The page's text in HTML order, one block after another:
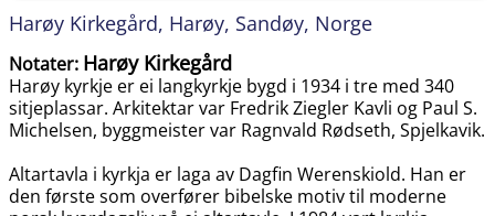
Harøy Kirkegård, Harøy, Sandøy, Norge
Notater: Harøy Kirkegård
Harøy kyrkje er ei langkyrkje bygd i 1934 i tre med 340
sitjeplassar. Arkitektar var Fredrik Ziegler Kavli og Paul S.
Michelsen, byggmeister var Ragnvald Rødseth, Spjelkavik.
Altartavla i kyrkja er laga av Dagfin Werenskiold. Han er
den første som overfører bibelske motiv til moderne